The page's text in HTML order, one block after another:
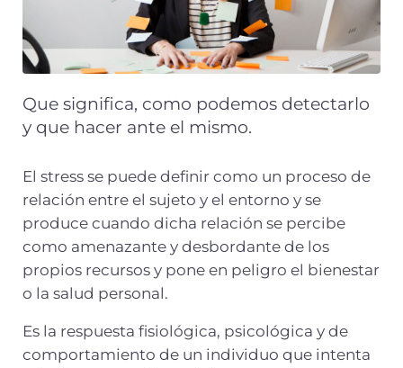
Que significa, como podemos detectarlo
y que hacer ante el mismo.
El stress se puede definir como un proceso de
relación entre el sujeto y el entorno y se
produce cuando dicha relación se percibe
como amenazante y desbordante de los
propios recursos y pone en peligro el bienestar
o la salud personal.
Es la respuesta fisiológica, psicológica y de
comportamiento de un individuo que intenta